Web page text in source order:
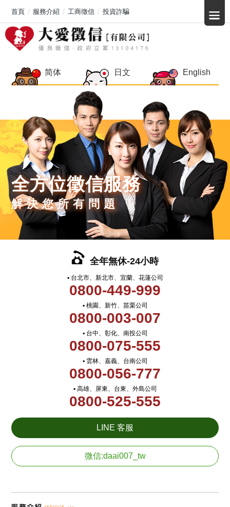
简体 日文 English
全方位徵信服務
解決您所有問題
全年無休-24小時
▪ 台北市、新北市、宜蘭、花蓮公司
0800-449-999
▪ 桃園、新竹、苗栗公司
0800-003-007
▪ 台中、彰化、南投公司
0800-075-555
▪ 雲林、嘉義、台南公司
0800-056-777
▪ 高雄、屏東、台東、外島公司
0800-525-555
LINE 客服
微信:daai007_tw
首頁 服務介紹 工商徵信 投資詐騙